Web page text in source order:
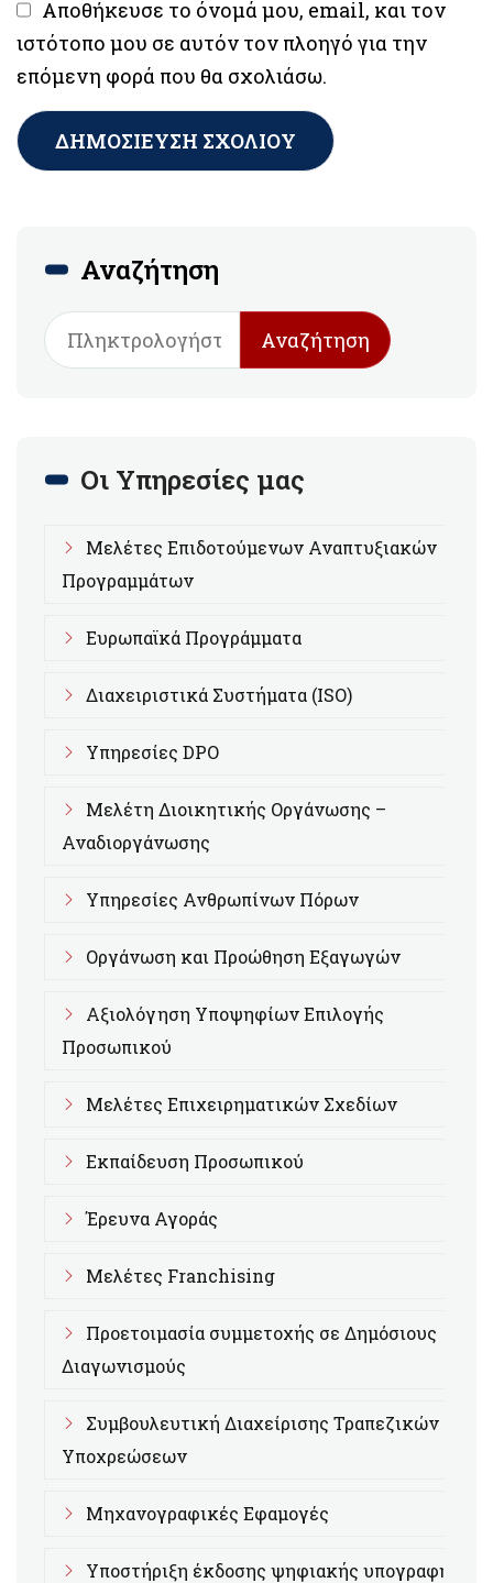
Αποθήκευσε το όνομά μου, email, και τον
ιστότοπο μου σε αυτόν τον πλοηγό για την
επόμενη φορά που θα σχολιάσω.
Αναζήτηση
Αναζήτηση
Οι Υπηρεσίες μας
Μελέτες Επιδοτούμενων Αναπτυξιακών
Προγραμμάτων
Ευρωπαϊκά Προγράμματα
Διαχειριστικά Συστήματα (ISO)
Υπηρεσίες DPO
Μελέτη Διοικητικής Οργάνωσης –
Αναδιοργάνωσης
Υπηρεσίες Ανθρωπίνων Πόρων
Οργάνωση και Προώθηση Εξαγωγών
Αξιολόγηση Υποψηφίων Επιλογής
Προσωπικού
Μελέτες Επιχειρηματικών Σχεδίων
Εκπαίδευση Προσωπικού
Έρευνα Αγοράς
Μελέτες Franchising
Προετοιμασία συμμετοχής σε Δημόσιους
Διαγωνισμούς
Συμβουλευτική Διαχείρισης Τραπεζικών
Υποχρεώσεων
Μηχανογραφικές Εφαμογές
Υποστήριξη έκδοσης ψηφιακής υπογραφής